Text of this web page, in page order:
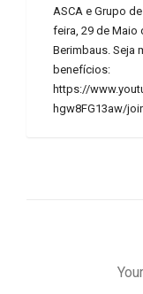
ASCA e Grupo
feira, 29 de Maio
Berimbaus. Seja
benefícios:
https://
hgw8FG13aw/